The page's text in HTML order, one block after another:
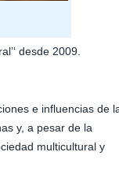
desde 2009.
e influencias de
y, a pesar de la
multicultural y